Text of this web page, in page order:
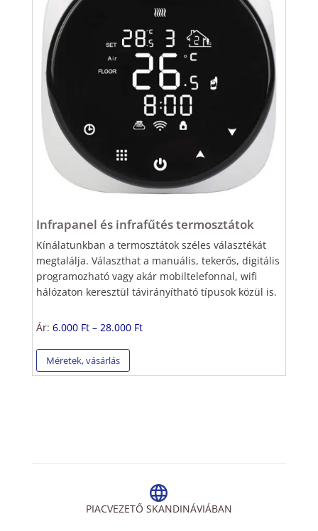
Infrapanel és infrafűtés termosztátok
Kínálatunkban a termosztátok széles választékát
megtalálja. Választhat a manuális, tekerős, digitális
programozható vagy akár mobiltelefonnal, wifi
hálózaton keresztül távirányítható típusok közül is.
Ár: 6.000 Ft – 28.000 Ft
Méretek, vásárlás
PIACVEZETŐ SKANDINÁVIÁBAN